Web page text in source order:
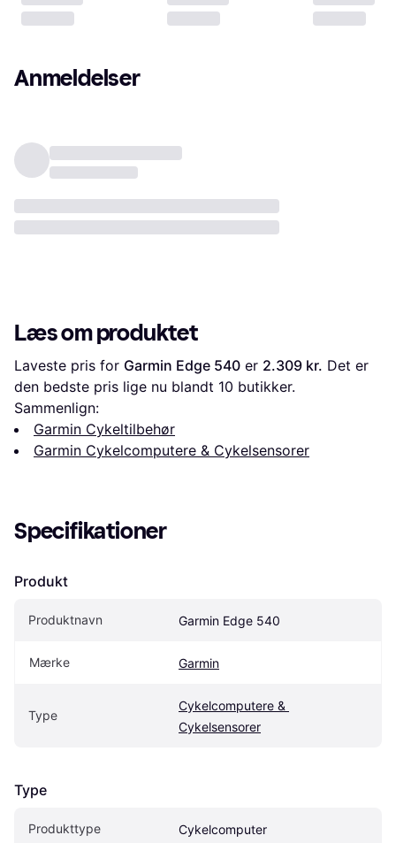
Anmeldelser
Læs om produktet
Laveste pris for Garmin Edge 540 er 2.309 kr. Det er
den bedste pris lige nu blandt 10 butikker.
Sammenlign:
Garmin Cykeltilbehør
Garmin Cykelcomputere & Cykelsensorer
Specifikationer
Produkt
Produktnavn Garmin Edge 540
Mærke Garmin
Type
Cykelcomputere &
Cykelsensorer
Type
Produkttype Cykelcomputer